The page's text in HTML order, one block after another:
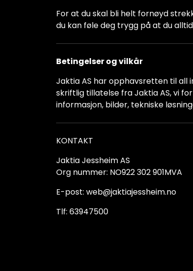
For at du skal bli helt fornøyd
du kan føle deg trygg på at du
Betingelser og vilkår
Jaktia AS har opphavsretten til all
skriftlig tillatelse fra Jaktia AS, vi
informasjon, bilder, tekniske
KONTAKT
Jaktia Jessheim AS
Org nummer: NO922 302 901MVA
E-post: web@jaktiajessheim.no
Tlf: 63947500